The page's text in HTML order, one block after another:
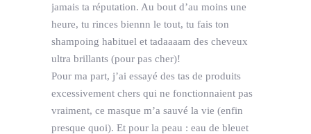
jamais ta réputation. Au bout d’au moins une
heure, tu rinces biennn le tout, tu fais ton
shampoing habituel et tadaaaam des cheveux
ultra brillants (pour pas cher)!
Pour ma part, j’ai essayé des tas de produits
excessivement chers qui ne fonctionnaient pas
vraiment, ce masque m’a sauvé la vie (enfin
presque quoi). Et pour la peau : eau de bleuet